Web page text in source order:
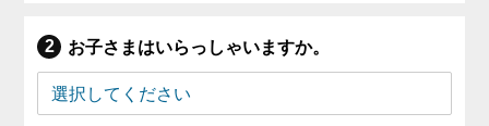
お子さまはいらっしゃいますか。